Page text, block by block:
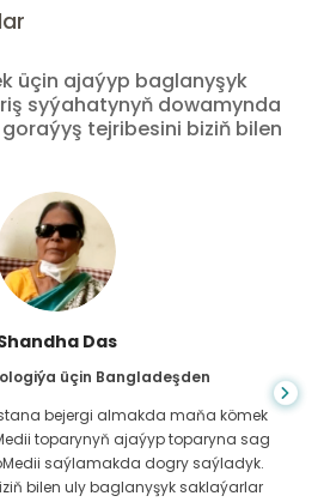
üçin ajaýyp baglanyşyk
syýahatynyň dowamynda
tejribesini biziň bilen
Das
üçin Bangladeşden
bejergi almakda maňa kömek
toparynyň ajaýyp toparyna sag
saýlamakda dogry saýladyk.
bilen uly baglanyşyk saklaýarlar